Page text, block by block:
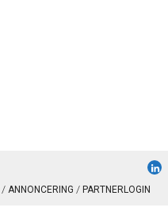
ANNONCERING PARTNERLOGIN